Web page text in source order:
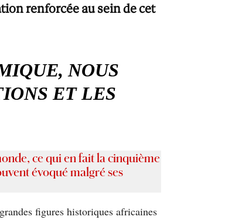
renforcée au sein de cet
NOUS
ET LES
ce qui en fait la cinquième
évoqué malgré ses
figures historiques africaines